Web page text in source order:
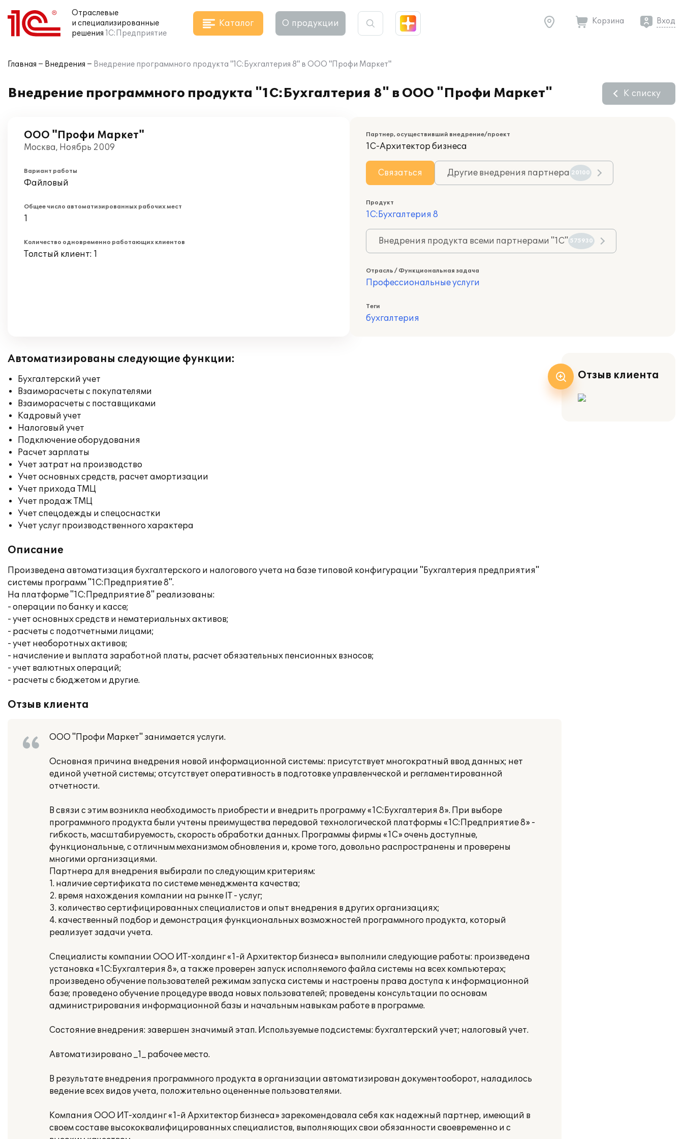
Отраслевые
и специализированные
решения 1С:Предприятие
Каталог О продукции Корзина Вход
Главная Внедрения Внедрение программного продукта "1С:Бухгалтерия 8" в ООО "Профи Маркет"
Внедрение программного продукта "1С:Бухгалтерия 8" в ООО "Профи Маркет" К списку
ООО "Профи Маркет"
Москва, Ноябрь 2009
Вариант работы
Файловый
Общее число автоматизированных рабочих мест
1
Количество одновременно работающих клиентов
Толстый клиент: 1
Партнер, осуществивший внедрение/проект
1С-Архитектор бизнеса
Связаться Другие внедрения партнера 20100
Продукт
1С:Бухгалтерия 8
Внедрения продукта всеми партнерами "1С" 575930
Отрасль / Функциональная задача
Профессиональные услуги
Теги
бухгалтерия
Автоматизированы следующие функции:
Бухгалтерский учет
Взаиморасчеты с покупателями
Взаиморасчеты с поставщиками
Кадровый учет
Налоговый учет
Подключение оборудования
Расчет зарплаты
Учет затрат на производство
Учет основных средств, расчет амортизации
Учет прихода ТМЦ
Учет продаж ТМЦ
Учет спецодежды и спецоснастки
Учет услуг производственного характера
Описание
Произведена автоматизация бухгалтерского и налогового учета на базе типовой конфигурации "Бухгалтерия предприятия"
системы программ "1С:Предприятие 8".
На платформе "1С:Предприятие 8" реализованы:
- операции по банку и кассе;
- учет основных средств и нематериальных активов;
- расчеты с подотчетными лицами;
- учет необоротных активов;
- начисление и выплата заработной платы, расчет обязательных пенсионных взносов;
- учет валютных операций;
- расчеты с бюджетом и другие.
Отзыв клиента
ООО "Профи Маркет" занимается услуги.
Основная причина внедрения новой информационной системы: присутствует многократный ввод данных; нет
единой учетной системы; отсутствует оперативность в подготовке управленческой и регламентированной
отчетности.
В связи с этим возникла необходимость приобрести и внедрить программу «1С:Бухгалтерия 8». При выборе
программного продукта были учтены преимущества передовой технологической платформы «1С:Предприятие 8» -
гибкость, масштабируемость, скорость обработки данных. Программы фирмы «1С» очень доступные,
функциональные, с отличным механизмом обновления и, кроме того, довольно распространены и проверены
многими организациями.
Партнера для внедрения выбирали по следующим критериям:
1. наличие сертификата по системе менеджмента качества;
2. время нахождения компании на рынке IT - услуг;
3. количество сертифицированных специалистов и опыт внедрения в других организациях;
4. качественный подбор и демонстрация функциональных возможностей программного продукта, который
реализует задачи учета.
Специалисты компании ООО ИТ-холдинг «1-й Архитектор бизнеса» выполнили следующие работы: произведена
установка «1С:Бухгалтерия 8», а также проверен запуск исполняемого файла системы на всех компьютерах;
произведено обучение пользователей режимам запуска системы и настроены права доступа к информационной
базе; проведено обучение процедуре ввода новых пользователей; проведены консультации по основам
администрирования информационной базы и начальным навыкам работе в программе.
Состояние внедрения: завершен значимый этап. Используемые подсистемы: бухгалтерский учет; налоговый учет.
Автоматизировано _1_ рабочее место.
В результате внедрения программного продукта в организации автоматизирован документооборот, наладилось
ведение всех видов учета, положительно оцененные пользователями.
Компания ООО ИТ-холдинг «1-й Архитектор бизнеса» зарекомендовала себя как надежный партнер, имеющий в
своем составе высококвалифицированных специалистов, выполняющих свои обязанности своевременно и с
Отзыв клиента